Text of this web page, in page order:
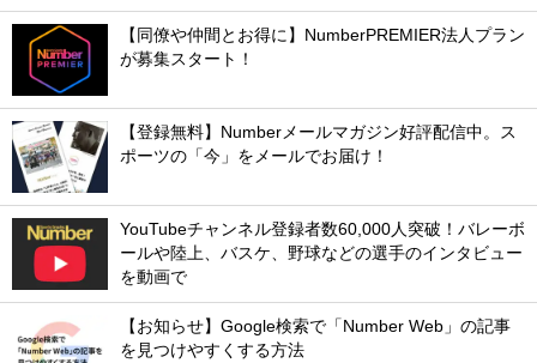
【同僚や仲間とお得に】NumberPREMIER法人プラン
が募集スタート！
【登録無料】Numberメールマガジン好評配信中。ス
ポーツの「今」をメールでお届け！
YouTubeチャンネル登録者数60,000人突破！バレーボ
ールや陸上、バスケ、野球などの選手のインタビュー
を動画で
【お知らせ】Google検索で「Number Web」の記事
を見つけやすくする方法